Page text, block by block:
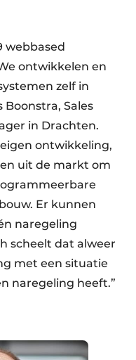
webbased
ontwikkelen en
zelf in
Sales
in Drachten.
eigen ontwikkeling,
uit de markt om
Er kunnen
naregeling
scheelt dat alweer
met een situatie
naregeling heeft.”